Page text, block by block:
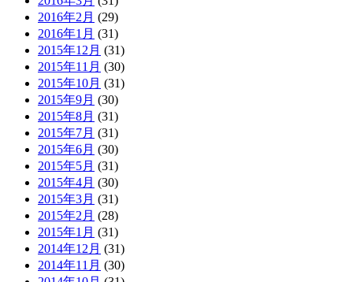
2016年2月 (29)
2016年1月 (31)
2015年12月 (31)
2015年11月 (30)
2015年10月 (31)
2015年9月 (30)
2015年8月 (31)
2015年7月 (31)
2015年6月 (30)
2015年5月 (31)
2015年4月 (30)
2015年3月 (31)
2015年2月 (28)
2015年1月 (31)
2014年12月 (31)
2014年11月 (30)